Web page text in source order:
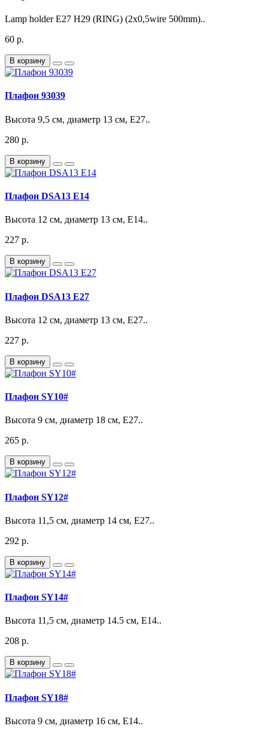
Lamp holder E27 H29 (RING) (2x0,5wire 500mm)..
60 р.
В корзину
Плафон 93039
Высота 9,5 см, диаметр 13 см, Е27..
280 р.
В корзину
Плафон DSA13 E14
Высота 12 см, диаметр 13 см, Е14..
227 р.
В корзину
Плафон DSA13 E27
Высота 12 см, диаметр 13 см, Е27..
227 р.
В корзину
Плафон SY10#
Высота 9 см, диаметр 18 см, Е27..
265 р.
В корзину
Плафон SY12#
Высота 11,5 см, диаметр 14 см, Е27..
292 р.
В корзину
Плафон SY14#
Высота 11,5 см, диаметр 14.5 см, Е14..
208 р.
В корзину
Плафон SY18#
Высота 9 см, диаметр 16 см, Е14..